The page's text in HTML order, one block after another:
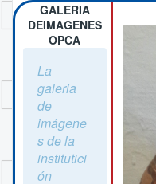
GALERIA
DEIMAGENES
OPCA
La
galeria
de
imágene
s de la
institutici
ón